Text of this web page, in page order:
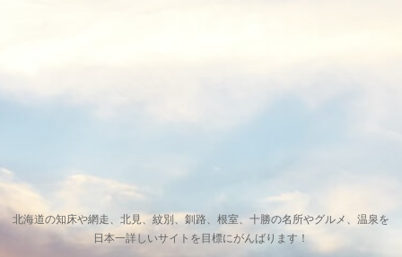
北海道の知床や網走、北見、紋別、釧路、根室、十勝の名所やグルメ、温泉を
日本一詳しいサイトを目標にがんばります！